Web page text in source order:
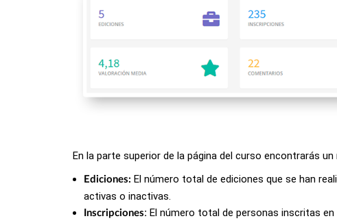
En la parte superior de la página del curso encontrarás
Ediciones: El número total de ediciones que se han
activas o inactivas.
Inscripciones: El número total de personas inscritas